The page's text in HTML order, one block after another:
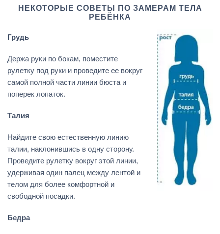
НЕКОТОРЫЕ СОВЕТЫ ПО ЗАМЕРАМ ТЕЛА
РЕБЁНКА
Грудь
Держа руки по бокам, поместите
рулетку под руки и проведите ее вокруг
самой полной части линии бюста и
поперек лопаток.
Талия
Найдите свою естественную линию
талии, наклонившись в одну сторону.
Проведите рулетку вокруг этой линии,
удерживая один палец между лентой и
телом для более комфортной и
свободной посадки.
Бедра